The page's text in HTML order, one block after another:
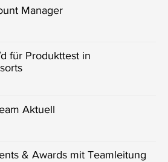
Manager
für Produkttest in
Aktuell
& Awards mit Teamleitung